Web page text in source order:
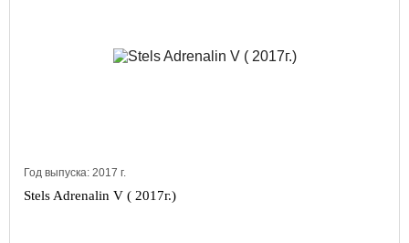
Год выпуска: 2017 г.
Stels Adrenalin V ( 2017г.)